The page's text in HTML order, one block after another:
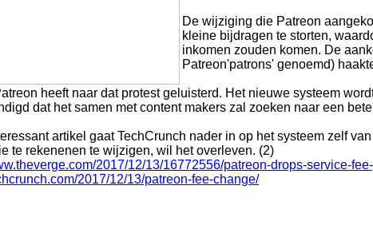
De wijziging die Patreon
kleine bijdragen te storten,
inkomen zouden komen. De
Patreon'patrons' genoemd)
heeft naar dat protest geluisterd. Het nieuwe systeem
dat het samen met content makers zal zoeken naar een
artikel gaat TechCrunch nader in op het systeem zelf
te rekenenen te wijzigen, wil het overleven. (2)
2017/12/13/16772556/patreon-drops-service-
2017/12/13/patreon-fee-change/